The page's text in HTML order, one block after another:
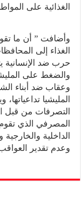
الغذائية على
وأضافت ” أن ما
الغذاء إلى
حرب ضد الإنسانية
والضغط على
وعقاب ضد أبناء
المليشيا
التصرفات من قبل
المصرفي الذي تقوم
الداخلية
وعدم تقدير